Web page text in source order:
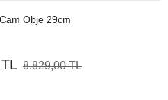
Obje 29cm
8.829,00 TL